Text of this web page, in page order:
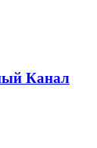
Канал